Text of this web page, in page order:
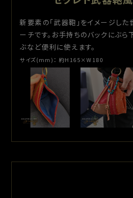
※上記画像は『セクレト折りたたみ自転
Q セクレト自転車のこだわりポイントは？
A オリジナルデザイン、カラーのフレー
新要素の「武器鞄」をイメージし
ーチです。お手持ちのバックにぶ
ぶなど便利に使えます。
サイズ(mm)： 約H165×W180